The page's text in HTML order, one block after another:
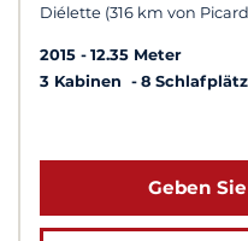
Diélette (316 km von
2015
12.35 Meter
3 Kabinen
8
Geben